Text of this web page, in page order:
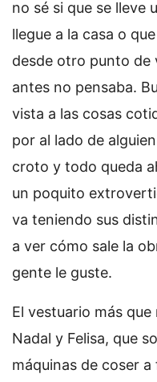
no sé si que se lleve
llegue a la casa o
desde otro punto de
antes no pensaba.
vista a las cosas
por al lado de
croto y todo queda
un poquito
va teniendo sus
a ver cómo sale la
gente le guste.
El vestuario más
Nadal y Felisa, que
máquinas de coser